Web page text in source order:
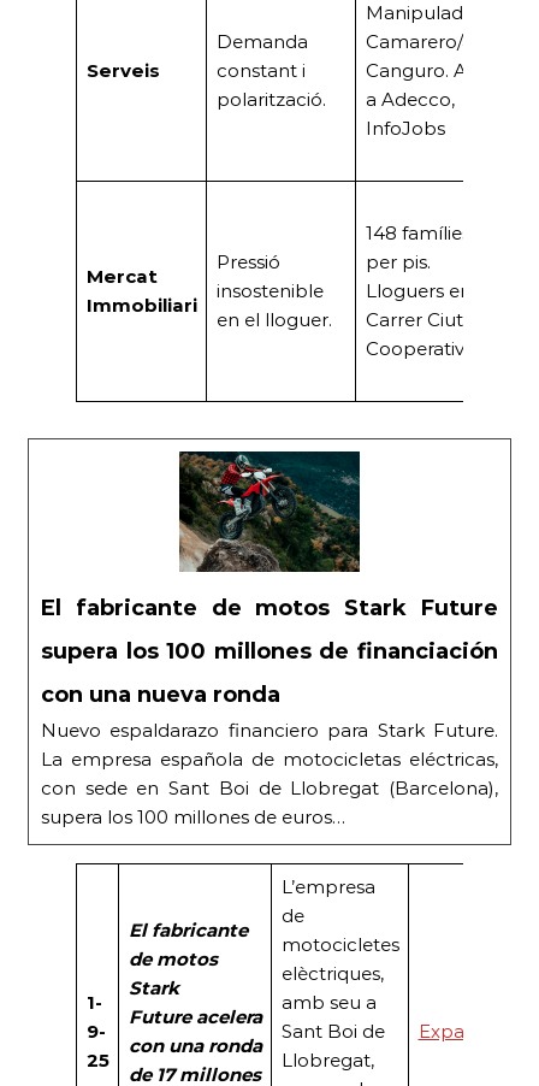
Serveis
Demanda
constant i
polarització.
Manipulador/a,
Camarero/a,
Canguro. Altes
a Adecco,
InfoJobs
Mercat
Immobiliari
Pressió
insostenible
en el lloguer.
148 famílies
per pis.
Lloguers en
Carrer Ciutat
Cooperativa
El fabricante de motos Stark Future
supera los 100 millones de financiación
con una nueva ronda
Nuevo espaldarazo financiero para Stark Future.
La empresa española de motocicletas eléctricas,
con sede en Sant Boi de Llobregat (Barcelona),
supera los 100 millones de euros…
1-
9-
25
El fabricante
de motos
Stark
Futureacelera
con una ronda
de 17 millones
L’empresa
de
motocicletes
elèctriques,
amb seu a
Sant Boi de
Llobregat,
Expansión